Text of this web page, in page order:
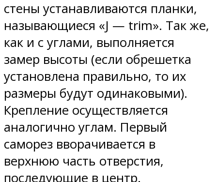
стены устанавливаются планки,
называющиеся «J — trim». Так же,
как и с углами, выполняется
замер высоты (если обрешетка
установлена правильно, то их
размеры будут одинаковыми).
Крепление осуществляется
аналогично углам. Первый
саморез вворачивается в
верхнюю часть отверстия,
последующие в центр.